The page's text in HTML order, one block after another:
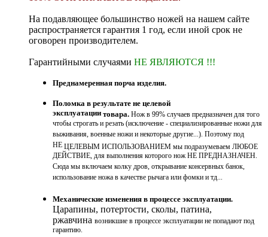
На подавляющее большинство ножей на нашем сайте
распространяется гарантия 1 год, если иной срок не
оговорен производителем.
Гарантийными случаями НЕ ЯВЛЯЮТСЯ !!!
Преднамеренная порча изделия.
Поломка в результате не целевой
эксплуатации товара. Нож в 99% случаев предназначен для того
чтобы строгать и резать (исключение - специализированные ножи для
выживания, военные ножи и некоторые другие...). Поэтому под
НЕ ЦЕЛЕВЫМ ИСПОЛЬЗОВАНИЕМ мы подразумеваем ЛЮБОЕ
ДЕЙСТВИЕ, для выполнения которого нож НЕ ПРЕДНАЗНАЧЕН.
Сюда мы включаем колку дров, открывание консервных банок,
использование ножа в качестве рычага или фомки и тд...
Механические изменения в процессе эксплуатации.
Царапины, потертости, сколы, патина,
ржавчина возникшие в процессе эксплуатации не попадают под
гарантию.